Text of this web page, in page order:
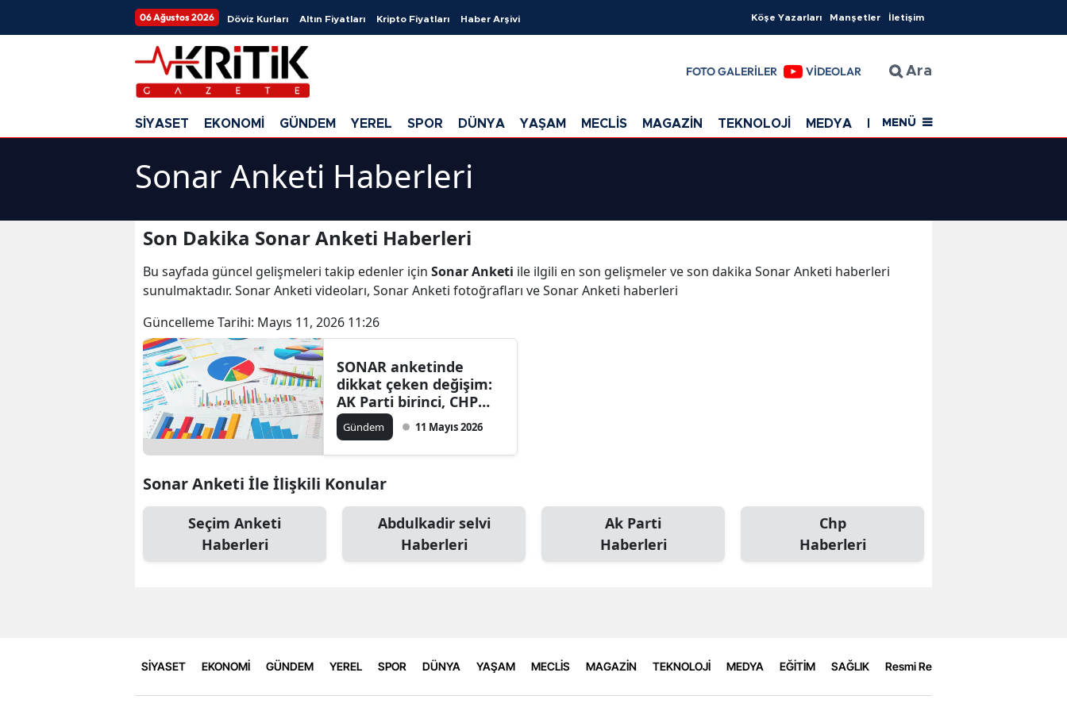
06 Ağustos 2026 Döviz Kurları Altın Fiyatları Kripto Fiyatları Haber Arşivi Köşe Yazarları Manşetler İletişim
FOTO GALERİLER VİDEOLAR Ara
SİYASET EKONOMİ GÜNDEM YEREL SPOR DÜNYA YAŞAM MECLİS MAGAZİN TEKNOLOJİ MEDYA EĞİTİM SAĞLIK
MENÜ
Sonar Anketi Haberleri
Son Dakika Sonar Anketi Haberleri
Bu sayfada güncel gelişmeleri takip edenler için Sonar Anketi ile ilgili en son gelişmeler ve son dakika Sonar Anketi haberleri
sunulmaktadır. Sonar Anketi videoları, Sonar Anketi fotoğrafları ve Sonar Anketi haberleri
Güncelleme Tarihi: Mayıs 11, 2026 11:26
SONAR anketinde
dikkat çeken değişim:
AK Parti birinci, CHP
ikinci sırada
Gündem 11 Mayıs 2026
Sonar Anketi İle İlişkili Konular
Seçim Anketi
Haberleri
Abdulkadir selvi
Haberleri
Ak Parti
Haberleri
Chp
Haberleri
SİYASET EKONOMİ GÜNDEM YEREL SPOR DÜNYA YAŞAM MECLİS MAGAZİN TEKNOLOJİ MEDYA EĞİTİM SAĞLIK Resmi Reklamlar